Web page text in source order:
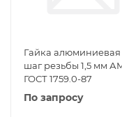
Гайка алюминиевая
шаг резьбы 1,5 мм
ГОСТ 1759.0-87
По запросу